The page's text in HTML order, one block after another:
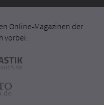
Online-Magazinen der
vorbei: